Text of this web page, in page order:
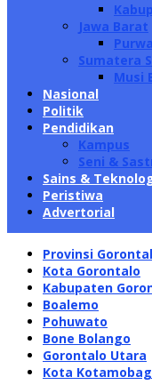
Jawa Barat
Sumatera
Musi
Nasional
Politik
Pendidikan
Kampus
Seni &
Sains &
Peristiwa
Advertorial
Provinsi
Kota Gorontalo
Kabupaten
Boalemo
Pohuwato
Bone Bolango
Gorontalo Utara
Kota